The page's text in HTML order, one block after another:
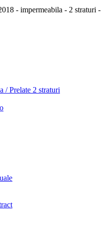
/ Prelate 2 straturi